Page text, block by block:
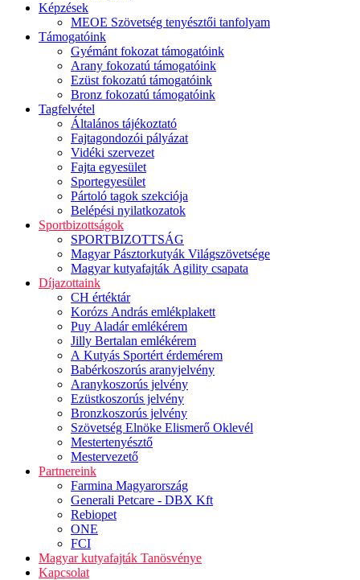
Képzések
MEOE Szövetség tenyésztői tanfolyam
Támogatóink
Gyémánt fokozat támogatóink
Arany fokozatú támogatóink
Ezüst fokozatú támogatóink
Bronz fokozatú támogatóink
Tagfelvétel
Általános tájékoztató
Fajtagondozói pályázat
Vidéki szervezet
Fajta egyesület
Sportegyesület
Pártoló tagok szekciója
Belépési nyilatkozatok
Sportbizottságok
SPORTBIZOTTSÁG
Magyar Pásztorkutyák Világszövetsége
Magyar kutyafajták Agility csapata
Díjazottaink
CH értéktár
Korózs András emlékplakett
Puy Aladár emlékérem
Jilly Bertalan emlékérem
A Kutyás Sportért érdemérem
Babérkoszorús aranyjelvény
Aranykoszorús jelvény
Ezüstkoszorús jelvény
Bronzkoszorús jelvény
Szövetség Elnöke Elismerő Oklevél
Mestertenyésztő
Mestervezető
Partnereink
Farmina Magyarország
Generali Petcare - DBX Kft
Rebiopet
ONE
FCI
Magyar kutyafajták Tanösvénye
Kapcsolat